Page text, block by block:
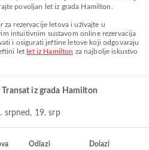
povoljan let iz grada Hamilton.
za rezervacije letova i uživajte u
intuitivnim sustavom online rezervacija
i osigurati jeftine letove koji odgovaraju
let let iz Hamilton za najbolje iskustvo
iz grada Hamilton
srpned, 19. srp
Odlazi Dolazi